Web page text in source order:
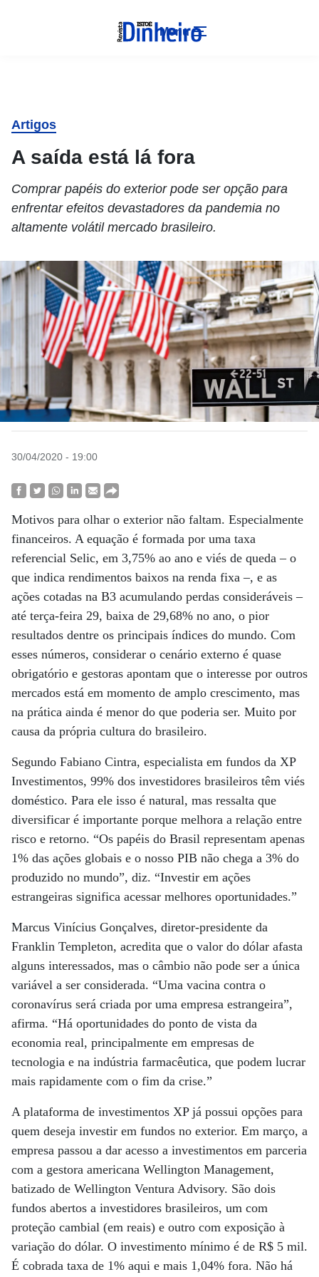
Menu
Artigos
A saída está lá fora
Comprar papéis do exterior pode ser opção para
enfrentar efeitos devastadores da pandemia no
altamente volátil mercado brasileiro.
30/04/2020 - 19:00
Motivos para olhar o exterior não faltam. Especialmente
financeiros. A equação é formada por uma taxa
referencial Selic, em 3,75% ao ano e viés de queda – o
que indica rendimentos baixos na renda fixa –, e as
ações cotadas na B3 acumulando perdas consideráveis –
até terça-feira 29, baixa de 29,68% no ano, o pior
resultados dentre os principais índices do mundo. Com
esses números, considerar o cenário externo é quase
obrigatório e gestoras apontam que o interesse por outros
mercados está em momento de amplo crescimento, mas
na prática ainda é menor do que poderia ser. Muito por
causa da própria cultura do brasileiro.
Segundo Fabiano Cintra, especialista em fundos da XP
Investimentos, 99% dos investidores brasileiros têm viés
doméstico. Para ele isso é natural, mas ressalta que
diversificar é importante porque melhora a relação entre
risco e retorno. “Os papéis do Brasil representam apenas
1% das ações globais e o nosso PIB não chega a 3% do
produzido no mundo”, diz. “Investir em ações
estrangeiras significa acessar melhores oportunidades.”
Marcus Vinícius Gonçalves, diretor-presidente da
Franklin Templeton, acredita que o valor do dólar afasta
alguns interessados, mas o câmbio não pode ser a única
variável a ser considerada. “Uma vacina contra o
coronavírus será criada por uma empresa estrangeira”,
afirma. “Há oportunidades do ponto de vista da
economia real, principalmente em empresas de
tecnologia e na indústria farmacêutica, que podem lucrar
mais rapidamente com o fim da crise.”
A plataforma de investimentos XP já possui opções para
quem deseja investir em fundos no exterior. Em março, a
empresa passou a dar acesso a investimentos em parceria
com a gestora americana Wellington Management,
batizado de Wellington Ventura Advisory. São dois
fundos abertos a investidores brasileiros, um com
proteção cambial (em reais) e outro com exposição à
variação do dólar. O investimento mínimo é de R$ 5 mil.
É cobrada taxa de 1% aqui e mais 1,04% fora. Não há